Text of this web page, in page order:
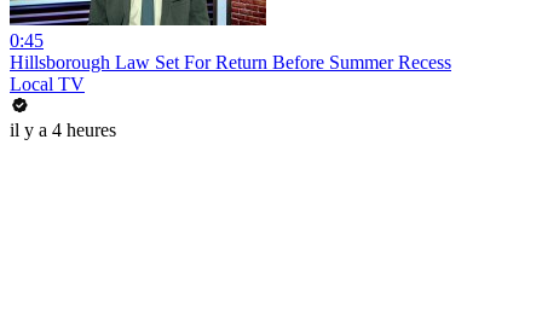
0:45
Hillsborough Law Set For Return Before Summer Recess
Local TV
il y a 4 heures